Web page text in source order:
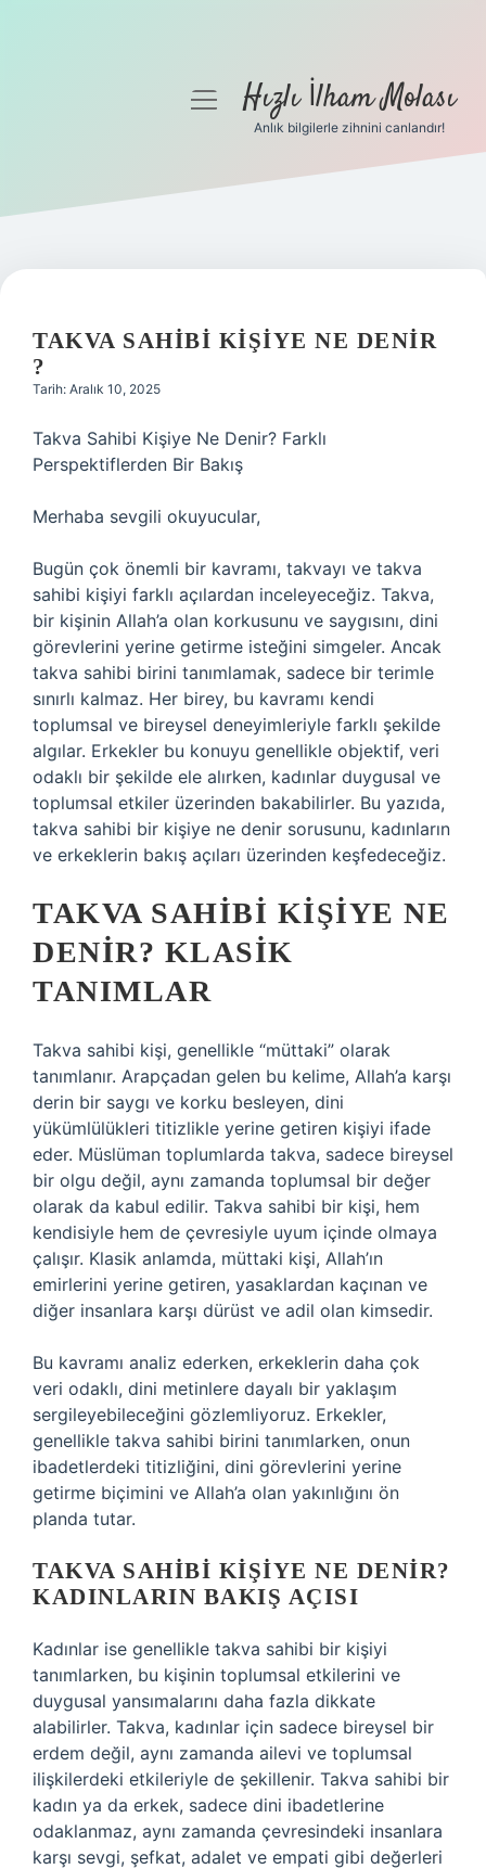
Gizlilik Politikası
Yasal Uyarı
menüyüHızlı İlham Molası
Anlık bilgilerle zihnini canlandır!
TAKVA SAHIBI KIŞIYE NE DENIR
?
Tarih: Aralık 10, 2025
Takva Sahibi Kişiye Ne Denir? Farklı
Perspektiflerden Bir Bakış
Merhaba sevgili okuyucular,
Bugün çok önemli bir kavramı, takvayı ve takva
sahibi kişiyi farklı açılardan inceleyeceğiz. Takva,
bir kişinin Allah’a olan korkusunu ve saygısını, dini
görevlerini yerine getirme isteğini simgeler. Ancak
takva sahibi birini tanımlamak, sadece bir terimle
sınırlı kalmaz. Her birey, bu kavramı kendi
toplumsal ve bireysel deneyimleriyle farklı şekilde
algılar. Erkekler bu konuyu genellikle objektif, veri
odaklı bir şekilde ele alırken, kadınlar duygusal ve
toplumsal etkiler üzerinden bakabilirler. Bu yazıda,
takva sahibi bir kişiye ne denir sorusunu, kadınların
ve erkeklerin bakış açıları üzerinden keşfedeceğiz.
TAKVA SAHIBI KIŞIYE NE
DENIR? KLASIK
TANIMLAR
Takva sahibi kişi, genellikle “müttaki” olarak
tanımlanır. Arapçadan gelen bu kelime, Allah’a karşı
derin bir saygı ve korku besleyen, dini
yükümlülükleri titizlikle yerine getiren kişiyi ifade
eder. Müslüman toplumlarda takva, sadece bireysel
bir olgu değil, aynı zamanda toplumsal bir değer
olarak da kabul edilir. Takva sahibi bir kişi, hem
kendisiyle hem de çevresiyle uyum içinde olmaya
çalışır. Klasik anlamda, müttaki kişi, Allah’ın
emirlerini yerine getiren, yasaklardan kaçınan ve
diğer insanlara karşı dürüst ve adil olan kimsedir.
Bu kavramı analiz ederken, erkeklerin daha çok
veri odaklı, dini metinlere dayalı bir yaklaşım
sergileyebileceğini gözlemliyoruz. Erkekler,
genellikle takva sahibi birini tanımlarken, onun
ibadetlerdeki titizliğini, dini görevlerini yerine
getirme biçimini ve Allah’a olan yakınlığını ön
planda tutar.
TAKVA SAHIBI KIŞIYE NE DENIR?
KADINLARIN BAKIŞ AÇISI
Kadınlar ise genellikle takva sahibi bir kişiyi
tanımlarken, bu kişinin toplumsal etkilerini ve
duygusal yansımalarını daha fazla dikkate
alabilirler. Takva, kadınlar için sadece bireysel bir
erdem değil, aynı zamanda ailevi ve toplumsal
ilişkilerdeki etkileriyle de şekillenir. Takva sahibi bir
kadın ya da erkek, sadece dini ibadetlerine
odaklanmaz, aynı zamanda çevresindeki insanlara
karşı sevgi, şefkat, adalet ve empati gibi değerleri